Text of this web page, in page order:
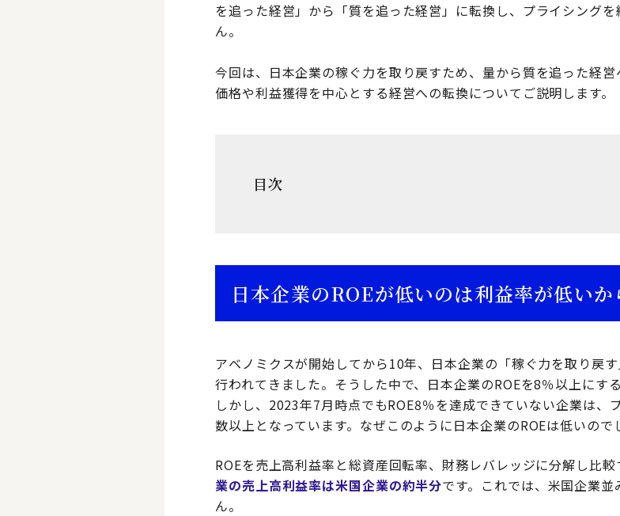
を追った経営」から「質を追った経営」に転換し、プライシング
ん。
今回は、日本企業の稼ぐ力を取り戻すため、量から質を追った経営
価格や利益獲得を中心とする経営への転換についてご説明します。
目次
日本企業のROEが低いのは利益率が低いか
アベノミクスが開始してから10年、日本企業の「稼ぐ力を取り戻
行われてきました。そうした中で、日本企業のROEを8％以上にす
しかし、2023年7月時点でもROE8％を達成できていない企業は、
数以上となっています。なぜこのように日本企業のROEは低いので
ROEを売上高利益率と総資産回転率、財務レバレッジに分解し比較
業の売上高利益率は米国企業の約半分です。これでは、米国企業
ん。